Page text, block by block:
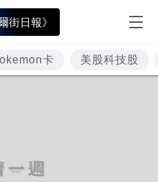
街日報》
卡 美股科技股